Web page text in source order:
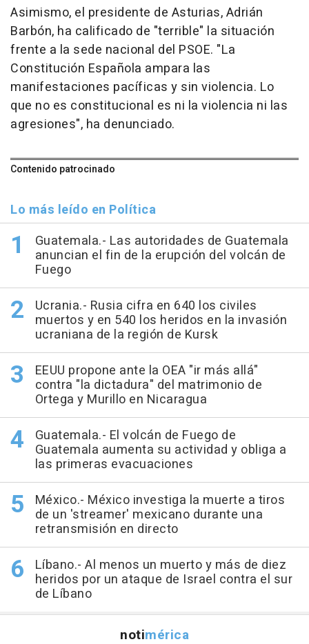
Asimismo, el presidente de Asturias, Adrián
Barbón, ha calificado de "terrible" la situación
frente a la sede nacional del PSOE. "La
Constitución Española ampara las
manifestaciones pacíficas y sin violencia. Lo
que no es constitucional es ni la violencia ni las
agresiones", ha denunciado.
Contenido patrocinado
Lo más leído en Política
Guatemala.- Las autoridades de Guatemala
anuncian el fin de la erupción del volcán de
Fuego
Ucrania.- Rusia cifra en 640 los civiles
muertos y en 540 los heridos en la invasión
ucraniana de la región de Kursk
EEUU propone ante la OEA "ir más allá"
contra "la dictadura" del matrimonio de
Ortega y Murillo en Nicaragua
Guatemala.- El volcán de Fuego de
Guatemala aumenta su actividad y obliga a
las primeras evacuaciones
México.- México investiga la muerte a tiros
de un 'streamer' mexicano durante una
retransmisión en directo
Líbano.- Al menos un muerto y más de diez
heridos por un ataque de Israel contra el sur
de Líbano
notimérica